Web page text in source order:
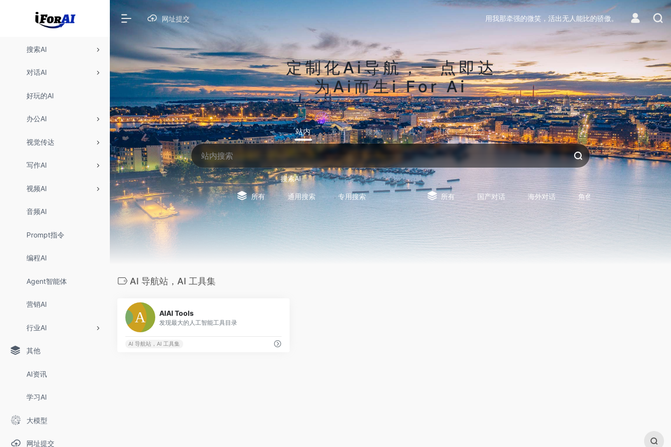
搜索AI
对话AI
好玩的AI
办公AI
视觉传达
写作AI
视频AI
音频AI
Prompt指令
编程AI
Agent智能体
营销AI
行业AI
其他
AI资讯
学习AI
大模型
网址提交
网址提交 用我那牵强的微笑，活出无人能比的骄傲。
定制化Ai导航，一点即达
为Ai而生i For Ai
站内 常用 搜索 工具 社区 生活
搜索AI
所有 通用搜索 专用搜索
对话AI
所有 国产对话 海外对话 角色型对话 专用型对话
AI 导航站，AI 工具集
AIAI Tools
发现最大的人工智能工具目录
AI 导航站，AI 工具集